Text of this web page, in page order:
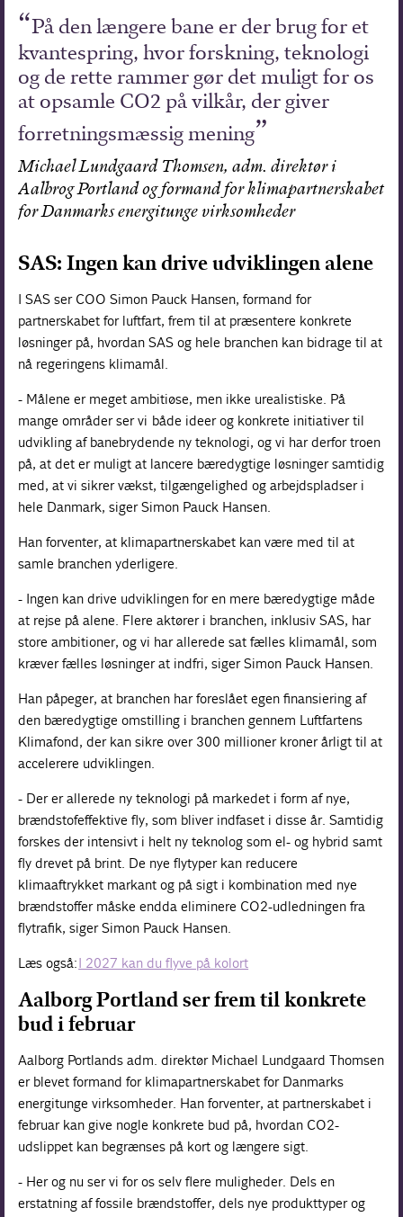
På den længere bane er der brug for et
kvantespring, hvor forskning, teknologi
og de rette rammer gør det muligt for os
at opsamle CO2 på vilkår, der giver
forretningsmæssig mening
Michael Lundgaard Thomsen, adm. direktør i
Aalbrog Portland og formand for klimapartnerskabet
for Danmarks energitunge virksomheder
SAS: Ingen kan drive udviklingen alene
I SAS ser COO Simon Pauck Hansen, formand for
partnerskabet for luftfart, frem til at præsentere konkrete
løsninger på, hvordan SAS og hele branchen kan bidrage til at
nå regeringens klimamål.
- Målene er meget ambitiøse, men ikke urealistiske. På
mange områder ser vi både ideer og konkrete initiativer til
udvikling af banebrydende ny teknologi, og vi har derfor troen
på, at det er muligt at lancere bæredygtige løsninger samtidig
med, at vi sikrer vækst, tilgængelighed og arbejdspladser i
hele Danmark, siger Simon Pauck Hansen.
Han forventer, at klimapartnerskabet kan være med til at
samle branchen yderligere.
- Ingen kan drive udviklingen for en mere bæredygtige måde
at rejse på alene. Flere aktører i branchen, inklusiv SAS, har
store ambitioner, og vi har allerede sat fælles klimamål, som
kræver fælles løsninger at indfri, siger Simon Pauck Hansen.
Han påpeger, at branchen har foreslået egen finansiering af
den bæredygtige omstilling i branchen gennem Luftfartens
Klimafond, der kan sikre over 300 millioner kroner årligt til at
accelerere udviklingen.
- Der er allerede ny teknologi på markedet i form af nye,
brændstofeffektive fly, som bliver indfaset i disse år. Samtidig
forskes der intensivt i helt ny teknolog som el- og hybrid samt
fly drevet på brint. De nye flytyper kan reducere
klimaaftrykket markant og på sigt i kombination med nye
brændstoffer måske endda eliminere CO2-udledningen fra
flytrafik, siger Simon Pauck Hansen.
Læs også:I 2027 kan du flyve på kolort
Aalborg Portland ser frem til konkrete
bud i februar
Aalborg Portlands adm. direktør Michael Lundgaard Thomsen
er blevet formand for klimapartnerskabet for Danmarks
energitunge virksomheder. Han forventer, at partnerskabet i
februar kan give nogle konkrete bud på, hvordan CO2-
udslippet kan begrænses på kort og længere sigt.
- Her og nu ser vi for os selv flere muligheder. Dels en
erstatning af fossile brændstoffer, dels nye produkttyper og